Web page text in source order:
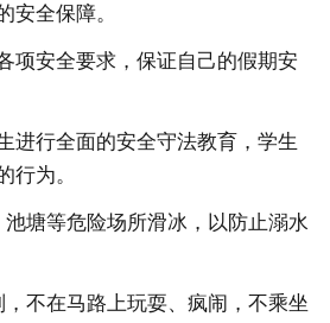
安全保障。
项安全要求，保证自己的假期安
进行全面的安全守法教育，学生
行为。
塘等危险场所滑冰，以防止溺水
不在马路上玩耍、疯闹，不乘坐